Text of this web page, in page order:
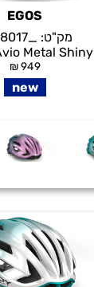
EGOS
מק"ט: _HL78017
Metal Shiny
₪949
new